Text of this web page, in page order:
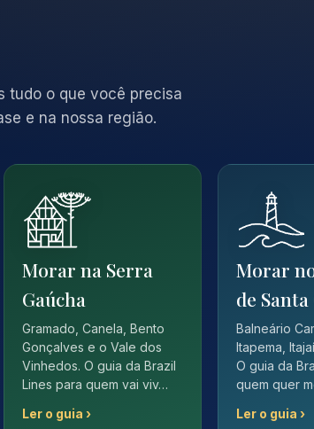
tudo o que você precisa
e na nossa região.
Morar na Serra
Gaúcha
Gramado, Canela, Bento
Gonçalves e o Vale dos
Vinhedos. O guia da Brazil
Lines para quem vai viv…
Ler o guia ›
Morar
de
Balneário
Itapema,
O guia da
quem quer
Ler o guia ›